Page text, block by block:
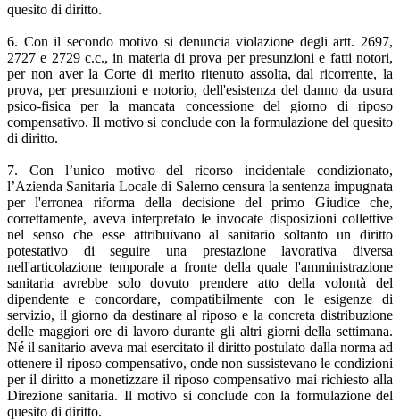
quesito di diritto.
6. Con il secondo motivo si denuncia violazione degli artt. 2697,
2727 e 2729 c.c., in materia di prova per presunzioni e fatti notori,
per non aver la Corte di merito ritenuto assolta, dal ricorrente, la
prova, per presunzioni e notorio, dell'esistenza del danno da usura
psico-fisica per la mancata concessione del giorno di riposo
compensativo. Il motivo si conclude con la formulazione del quesito
di diritto.
7. Con l’unico motivo del ricorso incidentale condizionato,
l’Azienda Sanitaria Locale di Salerno censura la sentenza impugnata
per l'erronea riforma della decisione del primo Giudice che,
correttamente, aveva interpretato le invocate disposizioni collettive
nel senso che esse attribuivano al sanitario soltanto un diritto
potestativo di seguire una prestazione lavorativa diversa
nell'articolazione temporale a fronte della quale l'amministrazione
sanitaria avrebbe solo dovuto prendere atto della volontà del
dipendente e concordare, compatibilmente con le esigenze di
servizio, il giorno da destinare al riposo e la concreta distribuzione
delle maggiori ore di lavoro durante gli altri giorni della settimana.
Né il sanitario aveva mai esercitato il diritto postulato dalla norma ad
ottenere il riposo compensativo, onde non sussistevano le condizioni
per il diritto a monetizzare il riposo compensativo mai richiesto alla
Direzione sanitaria. Il motivo si conclude con la formulazione del
quesito di diritto.